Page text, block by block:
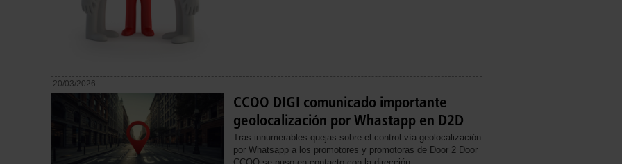
20/03/2026
CCOO DIGI comunicado importante
geolocalización por Whastapp en D2D
Tras innumerables quejas sobre el control vía geolocalización
por Whatsapp a los promotores y promotoras de Door 2 Door